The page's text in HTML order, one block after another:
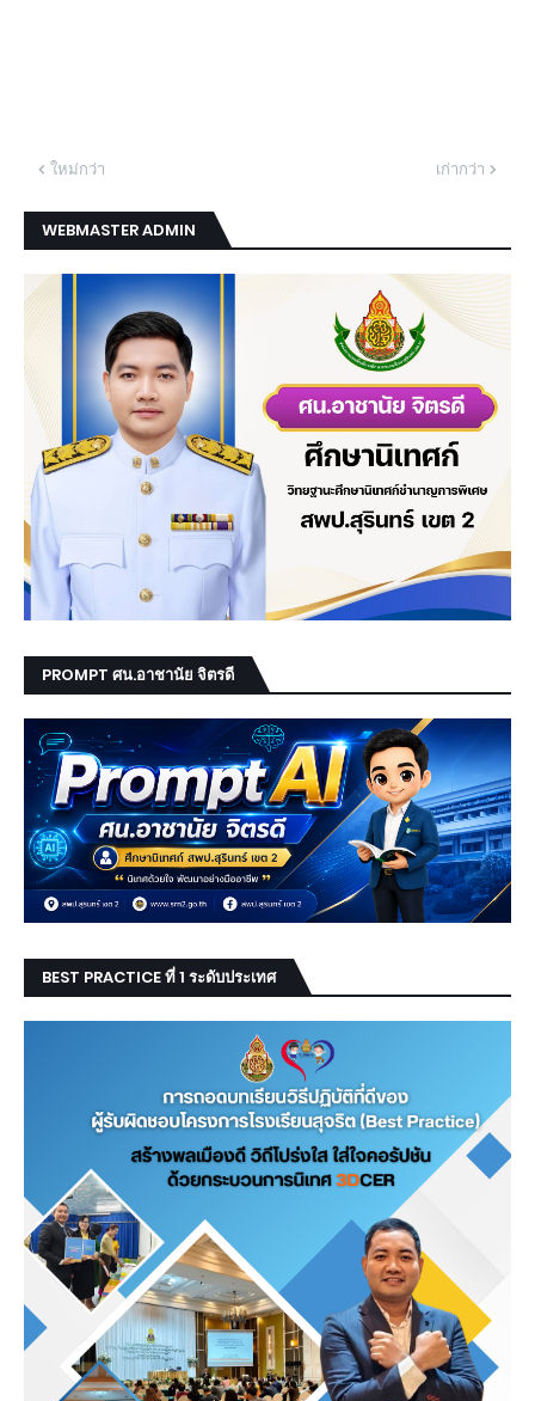
ใหม่กว่า เก่ากว่า
WEBMASTER ADMIN
PROMPT ศน.อาชานัย จิตรดี
BEST PRACTICE ที่ 1 ระดับประเทศ